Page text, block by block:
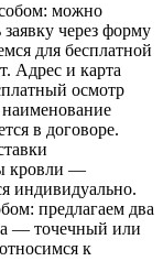
можно
через форму
для бесплатной
Адрес и карта
осмотр
в договоре.
кровли —
индивидуально.
предлагаем два
— точечный или
к